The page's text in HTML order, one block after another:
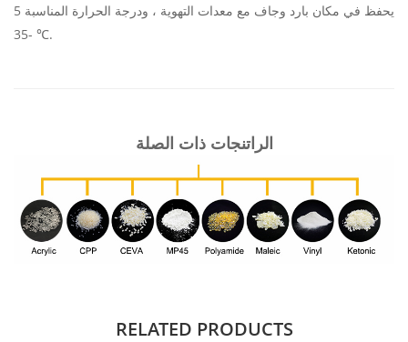
يحفظ في مكان بارد وجاف مع معدات التهوية ، ودرجة الحرارة المناسبة 5
-35 ℃.
الراتنجات ذات الصلة
RELATED PRODUCTS